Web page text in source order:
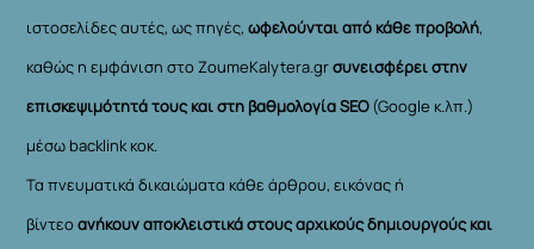
ιστοσελίδες αυτές, ως πηγές,ωφελούνται από κάθε προβολή,
καθώς η εμφάνιση στο ZoumeKalytera.grσυνεισφέρει στην
επισκεψιμότητά τους και στη βαθμολογία SEO(Google κ.λπ.)
μέσω backlink κοκ.
Τα πνευματικά δικαιώματα κάθε άρθρου, εικόνας ή
βίντεοανήκουν αποκλειστικά στους αρχικούς δημιουργούς και